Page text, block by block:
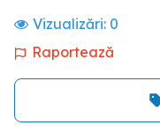
Vizualizări: 0
Raportează